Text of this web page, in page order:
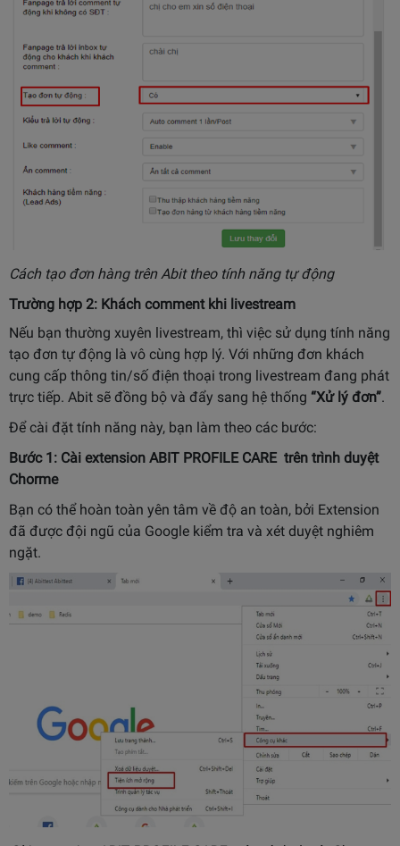
Cách tạo đơn hàng trên Abit theo tính năng tự động
Trường hợp 2: Khách comment khi livestream
Nếu bạn thường xuyên livestream, thì việc sử dụng tính năng
tạo đơn tự động là vô cùng hợp lý. Với những đơn khách
cung cấp thông tin/số điện thoại trong livestream đang phát
trực tiếp. Abit sẽ đồng bộ và đẩy sang hệ thống “Xử lý đơn”.
Để cài đặt tính năng này, bạn làm theo các bước:
Bước 1: Cài extension ABIT PROFILE CARE trên trình duyệt
Chorme
Bạn có thể hoàn toàn yên tâm về độ an toàn, bởi Extension
đã được đội ngũ của Google kiểm tra và xét duyệt nghiêm
ngặt.